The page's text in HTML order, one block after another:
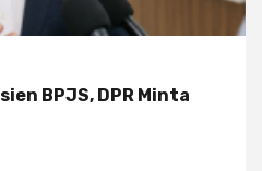
BPJS, DPR Minta